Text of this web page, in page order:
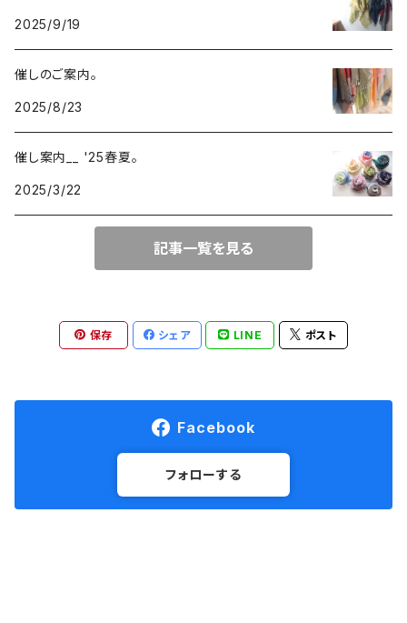
220-60
160-60
220-120
220-60
ストライプ
ボーダー
2025/9/19
催しのご案内。
2025/8/23
催し案内__ '25春夏。
2025/3/22
記事一覧を見る
保存 シェア LINE ポスト
Facebook
フォローする